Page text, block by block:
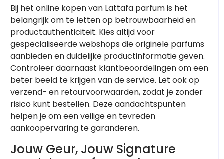
Bij het online kopen van Lattafa parfum is het
belangrijk om te letten op betrouwbaarheid en
productauthenticiteit. Kies altijd voor
gespecialiseerde webshops die originele parfums
aanbieden en duidelijke productinformatie geven.
Controleer daarnaast klantbeoordelingen om een
beter beeld te krijgen van de service. Let ook op
verzend- en retourvoorwaarden, zodat je zonder
risico kunt bestellen. Deze aandachtspunten
helpen je om een veilige en tevreden
aankoopervaring te garanderen.
Jouw Geur, Jouw Signature